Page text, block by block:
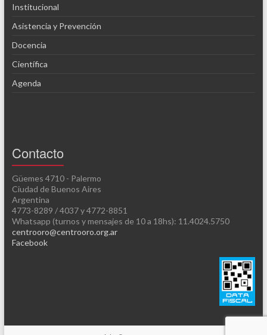
Institucional
Asistencia y Prevención
Docencia
Científica
Agenda
Contacto
Güemes 4710 - Palermo
Ciudad de Buenos Aires
Argentina
4773-8289 / 4037 y 4772-8851
Whatsapp (turnos y mensajes de 10 a 18hs): 11.4024.5750
centrooro@centrooro.org.ar
Facebook